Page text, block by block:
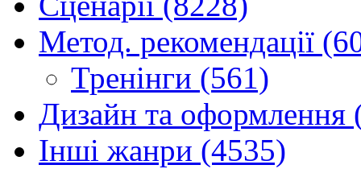
Метод. рекомендації
Тренінги (561)
Дизайн та оформлення
Інші жанри (4535)